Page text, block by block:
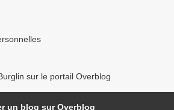
sur le portail Overblog
un blog sur Overblog